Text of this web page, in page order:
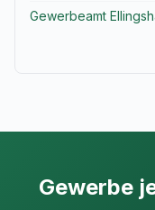
Gewerbeamt
Gewerbe